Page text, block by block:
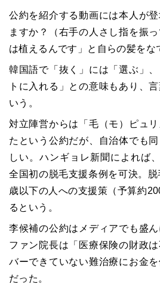
公約を紹介する動画には本人が
ますか？（右手の人さし指を振
は植えるんです」と自らの髪をな
韓国語で「抜く」には「選ぶ」
トに入れる」との意味もあり、
いう。
対立陣営からは「毛（モ）ピュ
たという公約だが、自治体でも
しい。ハンギョレ新聞によれば
全国初の脱毛支援条例を可決。
歳以下の人への支援策（予算約
るという。
李候補の公約はメディアでも盛ん
ファン院長は「医療保険の財政
バーできていない難治療にお金
だった。